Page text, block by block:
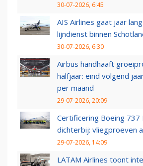
30-07-2026, 6:45
AIS Airlines gaat jaar
lijndienst binnen
30-07-2026, 6:30
Airbus handhaaft
halfjaar: eind volgend
per maand
29-07-2026, 20:09
Certificering Boeing 737
dichterbij: vliegproeven
29-07-2026, 14:09
LATAM Airlines toont